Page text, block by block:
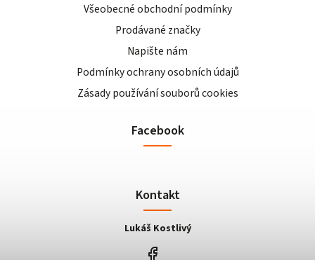
Všeobecné obchodní podmínky
Prodávané značky
Napište nám
Podmínky ochrany osobních údajů
Zásady používání souborů cookies
Facebook
Kontakt
Lukáš Kostlivý